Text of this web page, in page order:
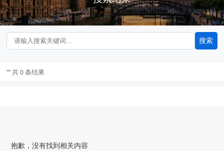
搜索
"" 共 0 条结果
抱歉，没有找到相关内容